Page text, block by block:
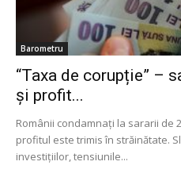
Barometru
“Taxa de corupție” –
și profit...
Românii condamnați la sararii de
profitul este trimis în străinătate.
investițiilor, tensiunile...